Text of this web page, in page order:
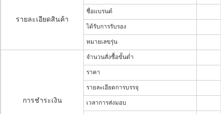
รายละเอียดสินค้า
ชื่อแบรนด์
ได้รับการรับรอง
หมายเลขรุ่น
การชำระเงิน
จำนวนสั่งซื้อขั้นต่ำ
ราคา
รายละเอียดการบรรจุ
เวลาการส่งมอบ